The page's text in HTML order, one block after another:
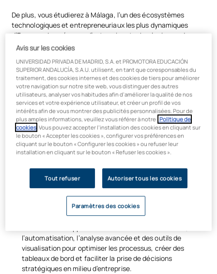
De plus, vous étudierez à Málaga, l’un des écosystèmes
technologiques et entrepreneuriaux les plus dynamiques
d’Espagne. La présence d’entreprises technologiques, de
cabinets de conseil, de start-ups et de multinationales fait de
développer une carrière liée aux données, à l’intelligence
artificielle et à la transformation numérique.
Vous évoluerez dans un environnement d’innovation
constante, avec des projets entrepreneuriaux et des défis
concrets lancés par des entreprises de pointe dans leur
secteur. Et ce n’est pas tout : vous entrerez sur le marché du
travail avec un avantage certain grâce à votre niveau
d’anglais, à vos certifications supplémentaires et à vos
connaissances approfondies en :
telles que les statistiques, la visualisation des données,
mathématiques appliquées aux affaires.
L’intelligence artificielle appliquée au monde des
l’automatisation, l’analyse avancée et des outils de
visualisation pour optimiser les processus, créer des
tableaux de bord et faciliter la prise de décisions
stratégiques en milieu d’entreprise.
Avis sur les cookies
UNIVERSIDAD PRIVADA DE MADRID, S.A. et PROMOTORA EDUCACIÓN
SUPERIOR ANDALUCÍA, S.A.U. utilisent, en tant que coresponsables du
traitement, des cookies internes et des cookies de tiers pour améliorer
votre navigation sur notre site web, vous distinguer des autres
utilisateurs, analyser vos habitudes afin d’améliorer la qualité de nos
services et votre expérience utilisateur, et créer un profil de vos
intérêts afin de vous montrer des publicités personnalisées. Pour de
plus amples informations, veuillez vous référer à notre Politique de
cookies . Vous pouvez accepter l’installation des cookies en cliquant sur
le bouton « Accepter les cookies », configurer vos préférences en
cliquant sur le bouton « Configurer les cookies » ou refuser leur
installation en cliquant sur le bouton « Refuser les cookies ».
Tout refuser Autoriser tous les cookies
Paramètres des cookies